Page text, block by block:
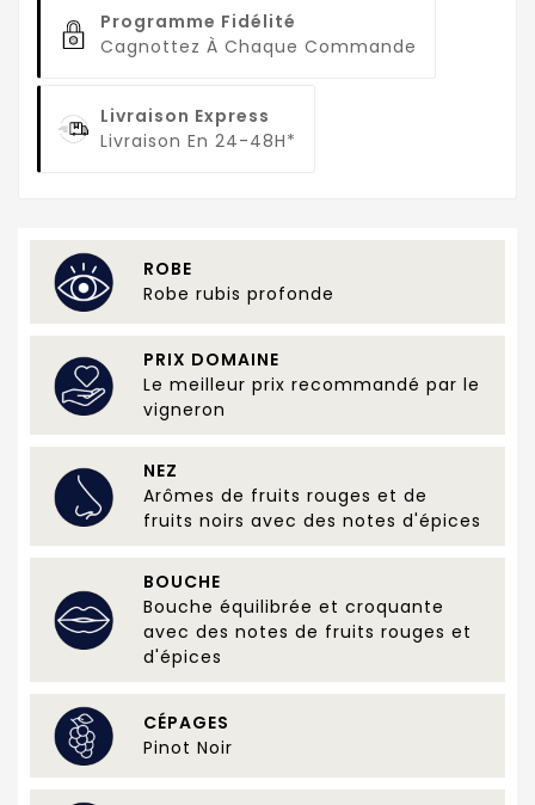
Programme Fidélité
Cagnottez À Chaque Commande
Livraison Express
Livraison En 24-48H*
ROBE
Robe rubis profonde
PRIX DOMAINE
Le meilleur prix recommandé par le
vigneron
NEZ
Arômes de fruits rouges et de
fruits noirs avec des notes d'épices
BOUCHE
Bouche équilibrée et croquante
avec des notes de fruits rouges et
d'épices
CÉPAGES
Pinot Noir